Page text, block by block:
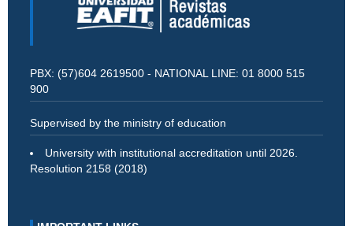
PBX: (57)604 2619500 - NATIONAL LINE: 01 8000 515
900
Supervised by the ministry of education
University with institutional accreditation until 2026.
Resolution 2158 (2018)